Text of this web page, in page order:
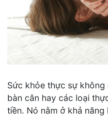
Sức khỏe thực sự
bàn cân hay các loại
tiền. Nó nằm ở khả